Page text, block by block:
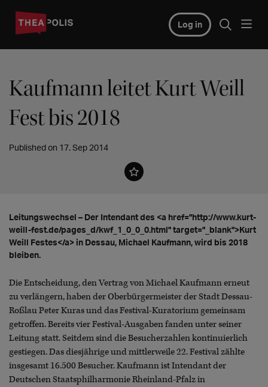
Log in
Kaufmann leitet Kurt Weill
Fest bis 2018
Published on 17. Sep 2014
Leitungswechsel – Der Intendant des <a href="http://www.kurt-
weill-fest.de/pages_d/kwf_1_0_0_0.html" target="_blank">Kurt
Weill Festes</a> in Dessau, Michael Kaufmann, wird bis 2018
bleiben.
Die Entscheidung, den Vertrag von Michael Kaufmann erneut
zu verlängern, haben der Oberbürgermeister der Stadt Dessau-
Roßlau Peter Kuras und das Festival-Kuratorium gemeinsam
getroffen. Bereits vier Festival-Ausgaben fanden unter seiner
Leitung statt. Seitdem sind die Besucherzahlen kontinuierlich
gestiegen. Das diesjährige und mittlerweile 22. Festival zählte
insgesamt 16.500 Besucher. Kaufmann ist Intendant der
Deutschen Staatsphilharmonie Rheinland-Pfalz in